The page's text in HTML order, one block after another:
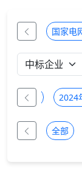
国家电
2025年 2024
全部